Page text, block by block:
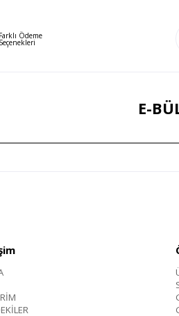
Farklı Ödeme
Seçenekleri
E-